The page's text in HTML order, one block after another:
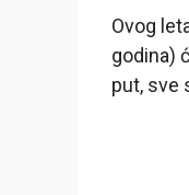
Ovog
godina)
put, sve